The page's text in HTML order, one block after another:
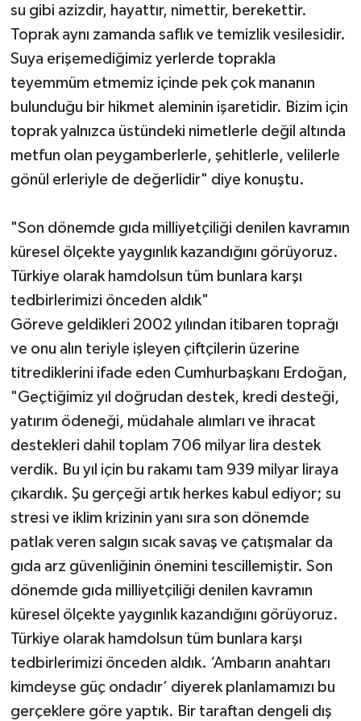
su gibi azizdir, hayattır, nimettir, berekettir.
Toprak aynı zamanda saflık ve temizlik vesilesidir.
Suya erişemediğimiz yerlerde toprakla
teyemmüm etmemiz içinde pek çok mananın
bulunduğu bir hikmet aleminin işaretidir. Bizim için
toprak yalnızca üstündeki nimetlerle değil altında
metfun olan peygamberlerle, şehitlerle, velilerle
gönül erleriyle de değerlidir" diye konuştu.
"Son dönemde gıda milliyetçiliği denilen kavramın
küresel ölçekte yaygınlık kazandığını görüyoruz.
Türkiye olarak hamdolsun tüm bunlara karşı
tedbirlerimizi önceden aldık"
Göreve geldikleri 2002 yılından itibaren toprağı
ve onu alın teriyle işleyen çiftçilerin üzerine
titrediklerini ifade eden Cumhurbaşkanı Erdoğan,
"Geçtiğimiz yıl doğrudan destek, kredi desteği,
yatırım ödeneği, müdahale alımları ve ihracat
destekleri dahil toplam 706 milyar lira destek
verdik. Bu yıl için bu rakamı tam 939 milyar liraya
çıkardık. Şu gerçeği artık herkes kabul ediyor; su
stresi ve iklim krizinin yanı sıra son dönemde
patlak veren salgın sıcak savaş ve çatışmalar da
gıda arz güvenliğinin önemini tescillemiştir. Son
dönemde gıda milliyetçiliği denilen kavramın
küresel ölçekte yaygınlık kazandığını görüyoruz.
Türkiye olarak hamdolsun tüm bunlara karşı
tedbirlerimizi önceden aldık. ‘Ambarın anahtarı
kimdeyse güç ondadır’ diyerek planlamamızı bu
gerçeklere göre yaptık. Bir taraftan dengeli dış